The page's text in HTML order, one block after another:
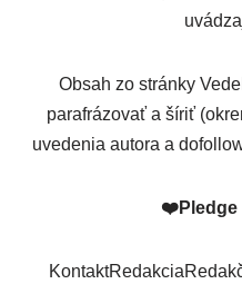
Obsah zo stránky
parafrázovať a šíriť
uvedenia autora a
❤️Pledge
KontaktRedakcia